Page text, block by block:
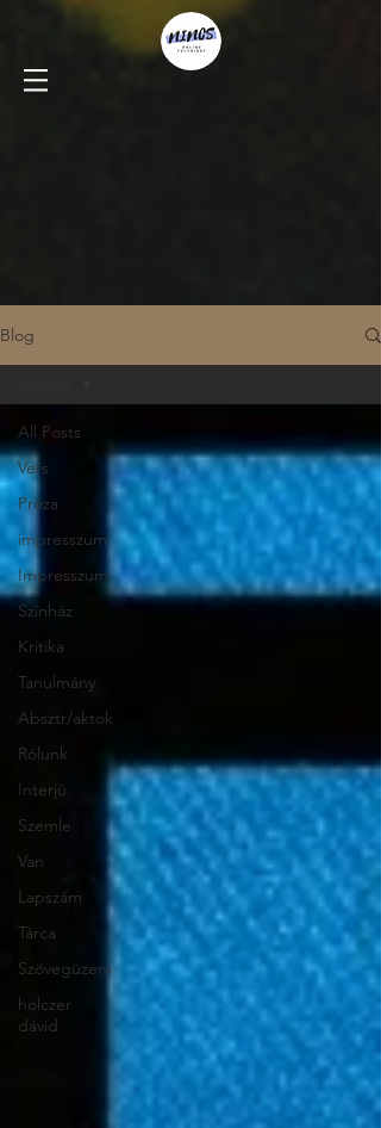
Blog
All Posts
Vers
Próza
impresszum
Impresszum
Színház
Kritika
Tanulmány
Absztr/aktok
Rólunk
Interjú
Szemle
Van
Lapszám
Tárca
Szövegüzem
holczer
dávid